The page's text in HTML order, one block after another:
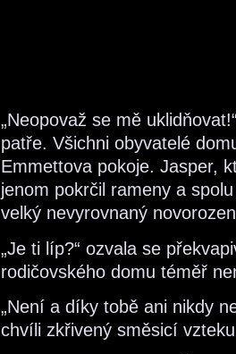
„Neopovaž se mě
patře. Všichni obyvatelé
Emmettova pokoje. Jasper,
jenom pokrčil rameny a
velký nevyrovnaný
„Je ti líp?“ ozvala se
rodičovského domu téměř
„Není a díky tobě ani nikdy
chvíli zkřivený směsicí